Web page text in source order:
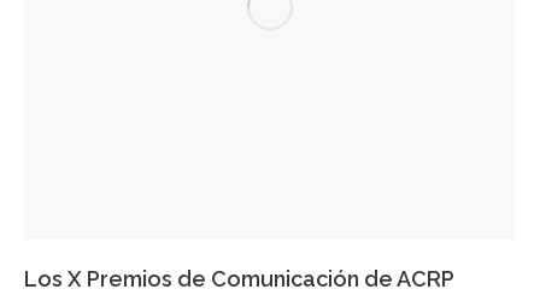
Los X Premios de Comunicación de ACRP